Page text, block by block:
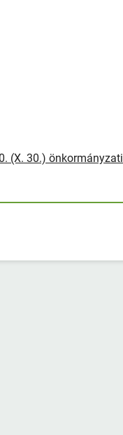
(X. 30.) önkormányzati